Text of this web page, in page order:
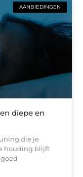
AANBIEDINGEN
diepe en
die je
houding blijft